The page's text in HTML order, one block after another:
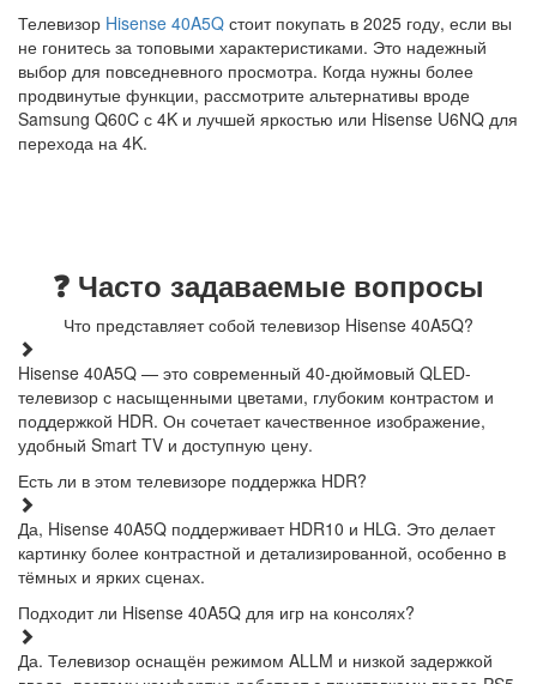
Телевизор Hisense 40A5Q стоит покупать в 2025 году, если вы
не гонитесь за топовыми характеристиками. Это надежный
выбор для повседневного просмотра. Когда нужны более
продвинутые функции, рассмотрите альтернативы вроде
Samsung Q60C с 4K и лучшей яркостью или Hisense U6NQ для
перехода на 4K.
❓ Часто задаваемые вопросы
Что представляет собой телевизор Hisense 40A5Q?
Hisense 40A5Q — это современный 40-дюймовый QLED-
телевизор с насыщенными цветами, глубоким контрастом и
поддержкой HDR. Он сочетает качественное изображение,
удобный Smart TV и доступную цену.
Есть ли в этом телевизоре поддержка HDR?
Да, Hisense 40A5Q поддерживает HDR10 и HLG. Это делает
картинку более контрастной и детализированной, особенно в
тёмных и ярких сценах.
Подходит ли Hisense 40A5Q для игр на консолях?
Да. Телевизор оснащён режимом ALLM и низкой задержкой